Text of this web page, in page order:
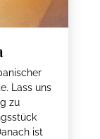
Lass uns
zu
ist